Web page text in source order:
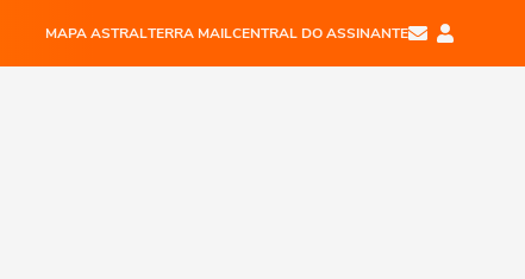
MAPA ASTRALTERRA MAILCENTRAL DO ASSINANTE